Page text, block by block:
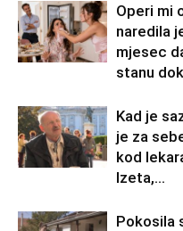
Operi mi
naredila
mjesec
stanu
Kad je
je za
kod
Izeta,...
Pokosila